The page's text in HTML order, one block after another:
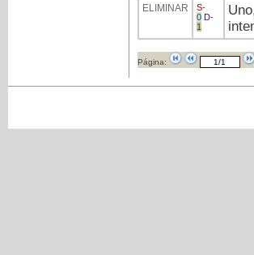
ELIMINAR S-
0 D-
1
Página: